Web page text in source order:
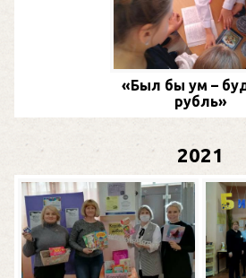
«Был бы ум –
рубль»
2021